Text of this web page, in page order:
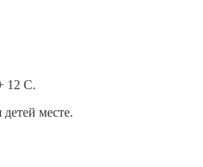
12 С.
месте.